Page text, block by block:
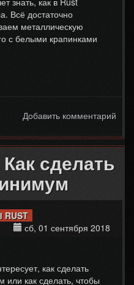
Всё достаточно
металлическую
с белыми крапинками
— КАК СДЕЛАТЬ МЕТАЛЛ
Добавить комментарий
сделать
сб, 01 сентября 2018
как сделать
как сделать, чтобы